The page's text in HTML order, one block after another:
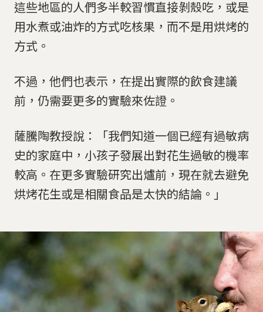
這些地區的人們多半較習慣直接剝殼吃，或是
用水煮或油炸的方式吃核果，而不是用烘烤的
方式。
不過，他們也表示，在提出實際的飲食建議
前，仍需要更多的實驗來佐證。
薩騰陶教授說：「我們知道一個已經有過敏病
史的家庭中，小孩子發展出對花生過敏的機率
較高。在更多實驗研究出爐前，現在就去避免
烘烤花生或是相關食品是太快的結論。」